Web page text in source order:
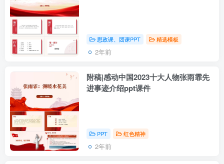
思政课、团课PPT 精选模板
2年前
附稿|感动中国2023十大人物张雨霏先
进事迹介绍ppt课件
PPT 红色精神
2年前